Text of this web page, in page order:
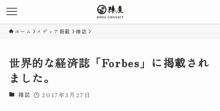
ホーム メディア掲載 雑誌
世界的な経済誌「Forbes」に掲載され
ました。
雑誌 2017年3月27日